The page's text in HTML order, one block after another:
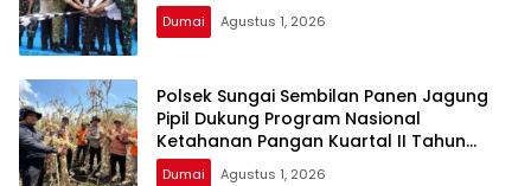
Dumai Agustus 1, 2026
Polsek Sungai Sembilan Panen Jagung
Pipil Dukung Program Nasional
Ketahanan Pangan Kuartal II Tahun
2026
Dumai Agustus 1, 2026